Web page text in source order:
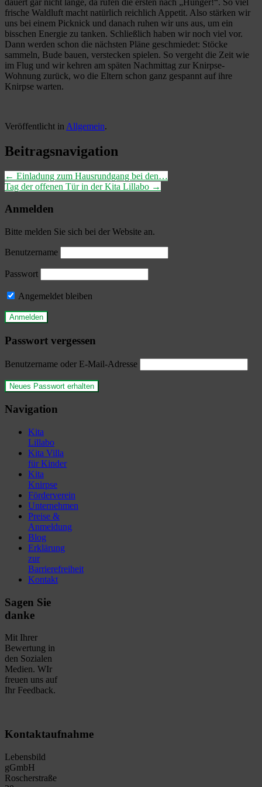
frische Waldluft macht natürlich reichlich Appetit. Also stärken wir
uns bei einem Picknick und danach ruhen wir uns aus, um ein
bisschen Energie zu tanken. Schließlich haben wir noch viel vor.
Dann werden schon die nächsten Pläne geschmiedet: Stöcke
sammeln, Bude bauen, verstecken spielen. So vergeht die Zeit wie
im Flug und wir kehren am späten Nachmittag zur Knirpse-
Wohnung zurück, wo die Eltern schon ganz gespannt auf ihre
Knirpse warten.
Veröffentlicht in Allgemein.
Beitragsnavigation
← Einladung zum Hausrundgang bei den…
Tag der offenen Tür in der Kita Lillabo →
Anmelden
Bitte melden Sie sich bei der Website an.
Benutzername
Passwort
Angemeldet bleiben
Passwort vergessen
Benutzername oder E-Mail-Adresse
Navigation
Kita
Lillabo
Kita Villa
für Kinder
Kita
Knirpse
Förderverein
Unternehmen
Preise &
Anmeldung
Blog
Erklärung
zur
Barrierefreiheit
Kontakt
Sagen Sie
danke
Mit Ihrer
Bewertung in
den Sozialen
Medien. WIr
freuen uns auf
Ihr Feedback.
Kontaktaufnahme
Lebensbild
gGmbH
Roscherstraße